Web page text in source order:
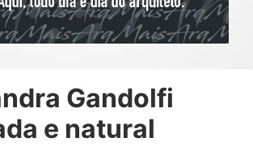
Gandolfi
e natural